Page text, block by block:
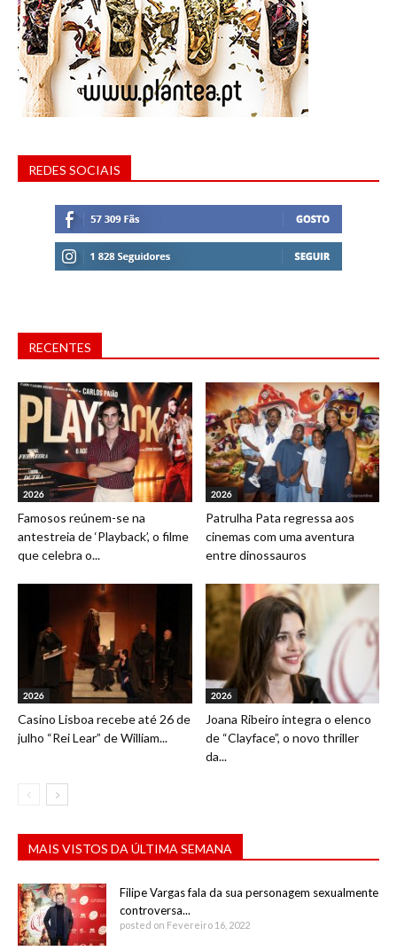
REDES SOCIAIS
RECENTES
2026
Famosos reúnem-se na
antestreia de ‘Playback’, o filme
que celebra o...
2026
Patrulha Pata regressa aos
cinemas com uma aventura
entre dinossauros
2026
Casino Lisboa recebe até 26 de
julho “Rei Lear” de William...
2026
Joana Ribeiro integra o elenco
de “Clayface”, o novo thriller
da...
MAIS VISTOS DA ÚLTIMA SEMANA
Filipe Vargas fala da sua personagem sexualmente
controversa...
posted on Fevereiro 16, 2022